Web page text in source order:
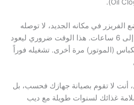
بعد وضع الفريزر في مكانه الجديد، لا توصله
بالكهرباء فوراً. انتظر من 4 إلى 6 ساعات. هذا الوقت ضروري ليعود
(الموتور) مرة أخرى. تشغيله فوراً
أنت لا تقوم بصيانة جهازك فحسب، بل
غذائك لسنوات طويلة مع ديب